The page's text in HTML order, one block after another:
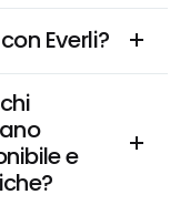
Everli?
e